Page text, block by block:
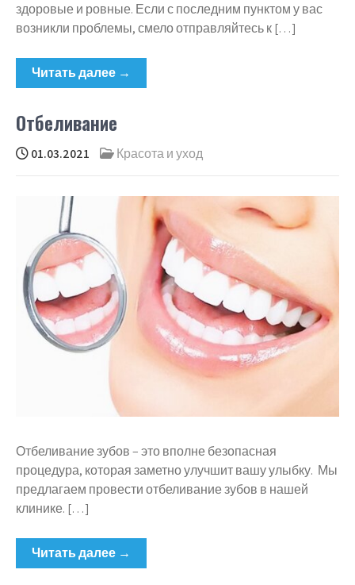
здоровые и ровные. Если с последним пунктом у вас
возникли проблемы, смело отправляйтесь к […]
Читать далее →
Отбеливание
01.03.2021 Красота и уход
Отбеливание зубов – это вполне безопасная
процедура, которая заметно улучшит вашу улыбку. Мы
предлагаем провести отбеливание зубов в нашей
клинике. […]
Читать далее →